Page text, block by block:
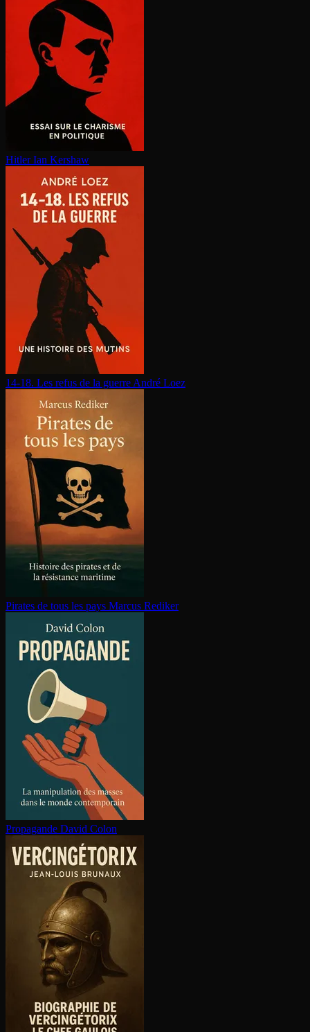
Hitler Ian Kershaw
14-18. Les refus de la guerre André Loez
Pirates de tous les pays Marcus Rediker
Propagande David Colon